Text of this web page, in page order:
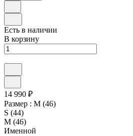
Есть в наличии
В корзину
14 990 ₽
Размер : M (46)
S (44)
M (46)
Именной